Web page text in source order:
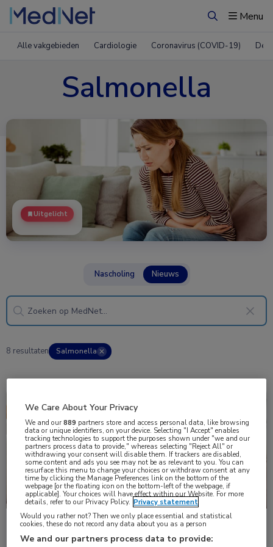
ZoekenMenu
Alle vakgebieden Cardiologie Coronavirus (COVID-19)
Salmonella
Uitgelicht
Nascholing Nieuws
8 resultaten Salmonella ✕
Meer voedselinfecties in 2024, RIVM adviseert
maatregelen voor kippenboeren
We Care About Your Privacy
We and our889 partners store and access personal data, like browsing
data or unique identifiers, on your device. Selecting "I Accept" enables
tracking technologies to support the purposes shown under "we and our
partners process data to provide," whereas selecting "Reject All" or
withdrawing your consent will disable them. If trackers are disabled,
some content and ads you see may not be as relevant to you. You can
resurface this menu to change your choices or withdraw consent at any
time by clicking the Manage Preferences link on the bottom of the
webpage [or the floating icon on the bottom-left of the webpage, if
applicable]. Your choices will have effect within our Website. For more
details, refer to our Privacy Policy. Privacy statement
Would you rather not? Then we only place essential and statistical
cookies, these do not record any data about you as a person
We and our partners process data to provide: